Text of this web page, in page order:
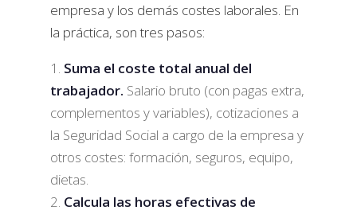
empresa y los demás costes laborales. En
la práctica, son tres pasos:
Suma el coste total anual del
trabajador. Salario bruto (con pagas extra,
complementos y variables), cotizaciones a
la Seguridad Social a cargo de la empresa y
otros costes: formación, seguros, equipo,
dietas.
Calcula las horas efectivas de